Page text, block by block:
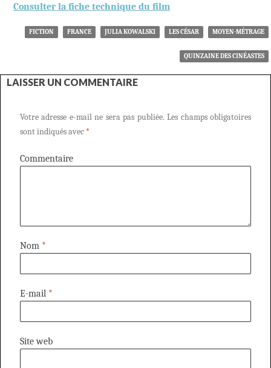
Consulter la fiche technique du film
FICTION FRANCE JULIA KOWALSKI LES CÉSAR MOYEN-MÉTRAGE
QUINZAINE DES CINÉASTES
LAISSER UN COMMENTAIRE
Votre adresse e-mail ne sera pas publiée. Les champs obligatoires
sont indiqués avec *
Commentaire
Nom *
E-mail *
Site web